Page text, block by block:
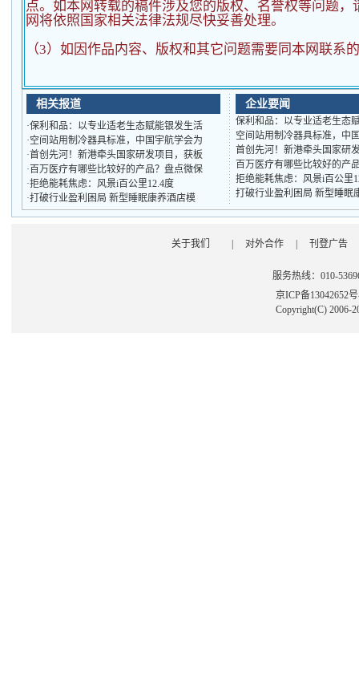
点。如本网转载的稿件涉及您的版权、名誉权等问题，
网将依照国家相关法律法规尽快妥善处理。
（3）如因作品内容、版权和其它问题需要同本网联系
相关报道
·保利和品：以专业适老生态赋能银发生活
·空间站用制冷器具标准，中国宇航学会为
·首创先河！新港牵头国家研发项目，获板
· 百万医疗有哪些比较好的产品？盘点微保
·拒绝能耗焦虑：风景i百公里12.4度
·打破行业盈利困局 新型睡眠康养酒店模
企业要闻
保利和品：以专业适老生态
空间站用制冷器具标准，中
首创先河！新港牵头国家研
百万医疗有哪些比较好的产
拒绝能耗焦虑：风景i百公里
打破行业盈利困局 新型睡眠
关于我们 对外合作 刊登广告
服务热线：010-
京ICP备13042652
Copyright(C) 2006-